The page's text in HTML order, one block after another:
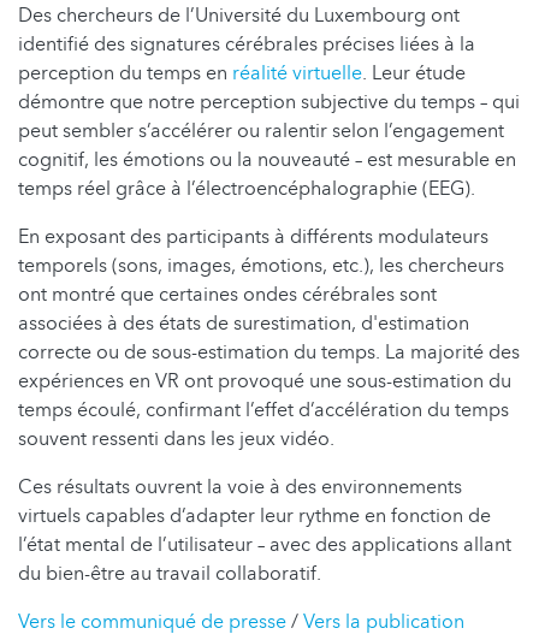
Des chercheurs de l’Université du Luxembourg ont
identifié des signatures cérébrales précises liées à la
perception du temps en réalité virtuelle. Leur étude
démontre que notre perception subjective du temps – qui
peut sembler s’accélérer ou ralentir selon l’engagement
cognitif, les émotions ou la nouveauté – est mesurable en
temps réel grâce à l’électroencéphalographie (EEG).
En exposant des participants à différents modulateurs
temporels (sons, images, émotions, etc.), les chercheurs
ont montré que certaines ondes cérébrales sont
associées à des états de surestimation, d'estimation
correcte ou de sous-estimation du temps. La majorité des
expériences en VR ont provoqué une sous-estimation du
temps écoulé, confirmant l’effet d’accélération du temps
souvent ressenti dans les jeux vidéo.
Ces résultats ouvrent la voie à des environnements
virtuels capables d’adapter leur rythme en fonction de
l’état mental de l’utilisateur – avec des applications allant
du bien-être au travail collaboratif.
Vers le communiqué de presse/Vers la publication